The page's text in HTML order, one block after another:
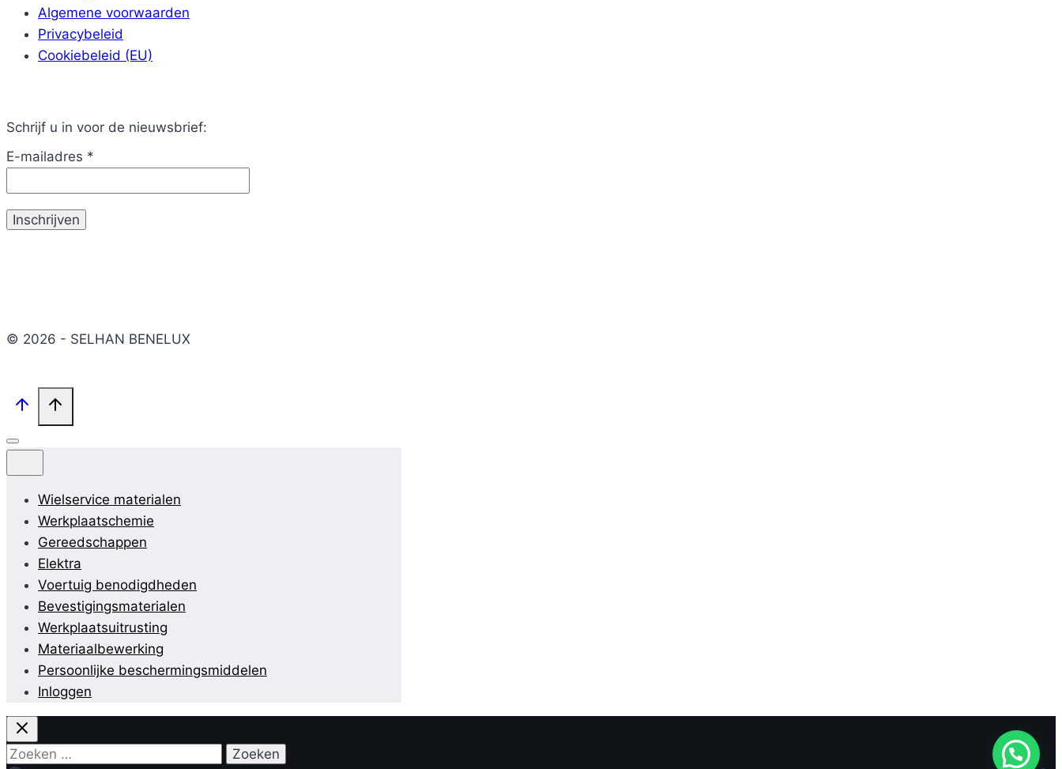
Algemene voorwaarden
Privacybeleid
Cookiebeleid (EU)
Schrijf u in voor de nieuwsbrief:
E-mailadres *
© 2026 - SELHAN BENELUX
Wielservice materialen
Werkplaatschemie
Gereedschappen
Elektra
Voertuig benodigdheden
Bevestigingsmaterialen
Werkplaatsuitrusting
Materiaalbewerking
Persoonlijke beschermingsmiddelen
Inloggen
Zoeken